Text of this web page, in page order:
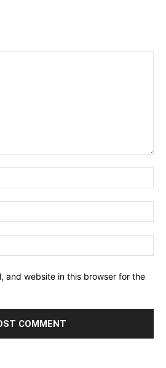
and website in this browser for the